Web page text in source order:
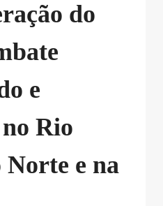
do
e
Rio
e na